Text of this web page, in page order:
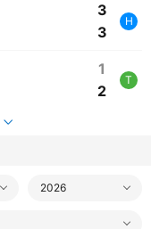
3
3
H
1
2
T
2026